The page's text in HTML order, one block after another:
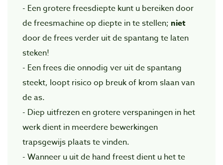
- Een grotere freesdiepte kunt u bereiken door
de freesmachine op diepte in te stellen; niet
door de frees verder uit de spantang te laten
steken!
- Een frees die onnodig ver uit de spantang
steekt, loopt risico op breuk of krom slaan van
de as.
- Diep uitfrezen en grotere verspaningen in het
werk dient in meerdere bewerkingen
trapsgewijs plaats te vinden.
- Wanneer u uit de hand freest dient u het te